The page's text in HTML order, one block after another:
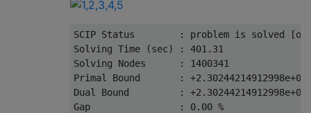
SCIP Status : problem is solved [
Solving Time (sec) :
401.31
Solving
Nodes :
1400341
Primal
Bound : +2.30244214912998e+02
Dual
Bound : +2.30244214912998e+02
Gap
: 0.00 %